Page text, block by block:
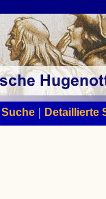
Suche| Detaillierte